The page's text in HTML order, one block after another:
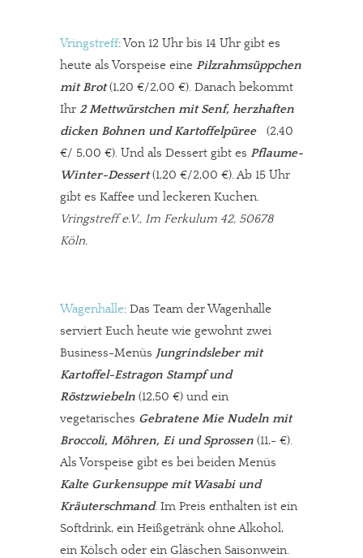
Vringstreff: Von 12 Uhr bis 14 Uhr gibt es
heute als Vorspeise eine Pilzrahmsüppchen
mit Brot(1,20 €/2,00 €). Danach bekommt
Ihr 2 Mettwürstchen mit Senf, herzhaften
dicken Bohnen und Kartoffelpüree
(2,40
€/ 5,00 €). Und als Dessert gibt es Pflaume-
Winter-Dessert(1,20 €/2,00 €). Ab 15 Uhr
gibt es Kaffee und leckeren Kuchen.
Vringstreff e.V., Im Ferkulum 42, 50678
Köln.
Wagenhalle: Das Team der Wagenhalle
serviert Euch heute wie gewohnt zwei
Business-Menüs Jungrindsleber mit
Kartoffel-Estragon Stampf und
Röstzwiebeln (12,50 €) und ein
vegetarisches Gebratene Mie Nudeln mit
Broccoli, Möhren, Ei und Sprossen (11,- €).
Als Vorspeise gibt es bei beiden Menüs
Kalte Gurkensuppe mit Wasabi und
Kräuterschmand. Im Preis enthalten ist ein
Softdrink, ein Heißgetränk ohne Alkohol,
ein Kölsch oder ein Gläschen Saisonwein.